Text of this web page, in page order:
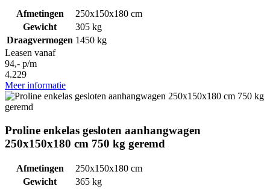
Afmetingen
250x150x180 cm
Gewicht
305 kg
Draagvermogen 1450 kg
Leasen vanaf
94,- p/m
4.229
Meer informatie
Proline enkelas gesloten aanhangwagen
250x150x180 cm 750 kg geremd
Afmetingen
250x150x180 cm
Gewicht
365 kg